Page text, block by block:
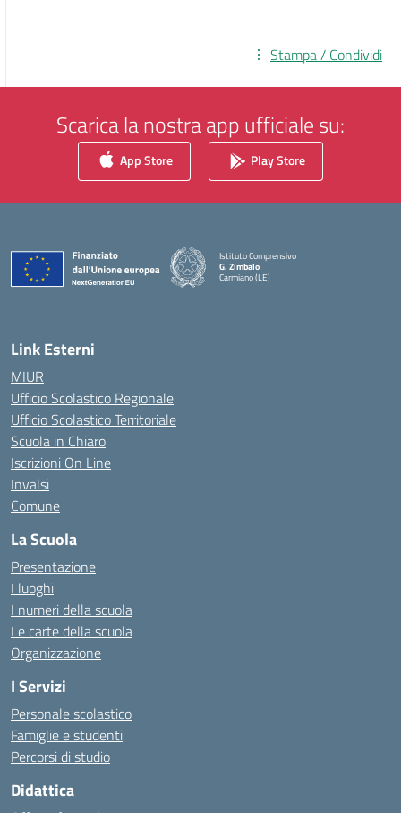
Stampa / Condividi
Scarica la nostra app ufficiale su:
App Store Play Store
Istituto Comprensivo
G. Zimbalo
Carmiano (LE)
Link Esterni
MIUR
Ufficio Scolastico Regionale
Ufficio Scolastico Territoriale
Scuola in Chiaro
Iscrizioni On Line
Invalsi
Comune
La Scuola
Presentazione
I luoghi
I numeri della scuola
Le carte della scuola
Organizzazione
I Servizi
Personale scolastico
Famiglie e studenti
Percorsi di studio
Didattica